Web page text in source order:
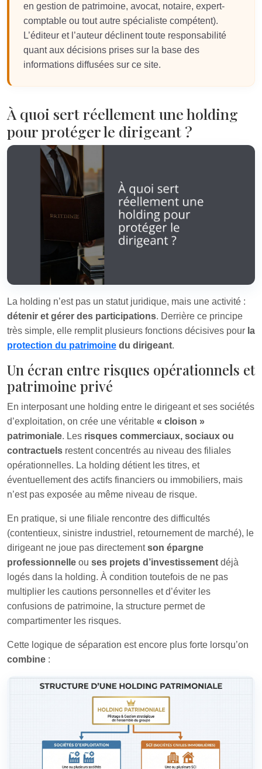
en gestion de patrimoine, avocat, notaire, expert-
comptable ou tout autre spécialiste compétent).
L’éditeur et l’auteur déclinent toute responsabilité
quant aux décisions prises sur la base des
informations diffusées sur ce site.
À quoi sert réellement une holding
pour protéger le dirigeant ?
La holding n’est pas un statut juridique, mais une activité :
détenir et gérer des participations. Derrière ce principe
très simple, elle remplit plusieurs fonctions décisives pour la
protection du patrimoine du dirigeant.
Un écran entre risques opérationnels et
patrimoine privé
En interposant une holding entre le dirigeant et ses sociétés
d’exploitation, on crée une véritable « cloison »
patrimoniale. Les risques commerciaux, sociaux ou
contractuels restent concentrés au niveau des filiales
opérationnelles. La holding détient les titres, et
éventuellement des actifs financiers ou immobiliers, mais
n’est pas exposée au même niveau de risque.
En pratique, si une filiale rencontre des difficultés
(contentieux, sinistre industriel, retournement de marché), le
dirigeant ne joue pas directementson épargne
professionnelle ou ses projets d’investissement déjà
logés dans la holding. À condition toutefois de ne pas
multiplier les cautions personnelles et d’éviter les
confusions de patrimoine, la structure permet de
compartimenter les risques.
Cette logique de séparation est encore plus forte lorsqu’on
combine :